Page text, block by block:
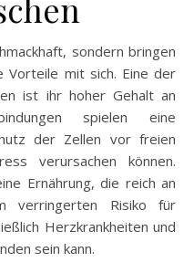
sondern bringen
Vorteile mit sich. Eine der
ist ihr hoher Gehalt an
spielen eine
der Zellen vor freien
verursachen können.
Ernährung, die reich an
verringerten Risiko für
Herzkrankheiten und
sein kann.